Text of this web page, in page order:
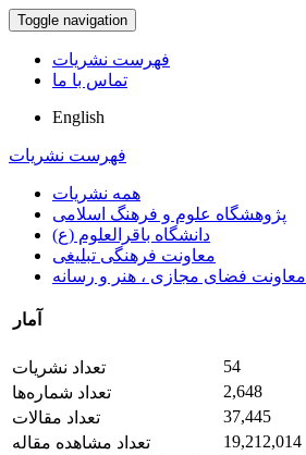
Toggle navigation
فهرست نشریات
تماس با ما
English
فهرست نشریات
همه نشریات
پژوهشگاه علوم و فرهنگ اسلامی
دانشگاه باقرالعلوم (ع)
معاونت فرهنگی تبلیغی
معاونت فضای مجازی ، هنر و رسانه
آمار
تعداد نشریات
54
تعداد شماره‌ها
2,648
تعداد مقالات
37,445
تعداد مشاهده مقاله
19,212,014